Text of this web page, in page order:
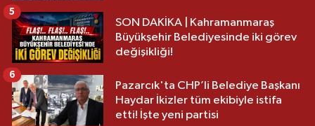
SON DAKİKA | Kahramanmaraş
Büyükşehir Belediyesinde iki görev
değişikliği!
5
Pazarcık'ta CHP’li Belediye Başkanı
Haydar İkizler tüm ekibiyle istifa
etti! İşte yeni partisi
6